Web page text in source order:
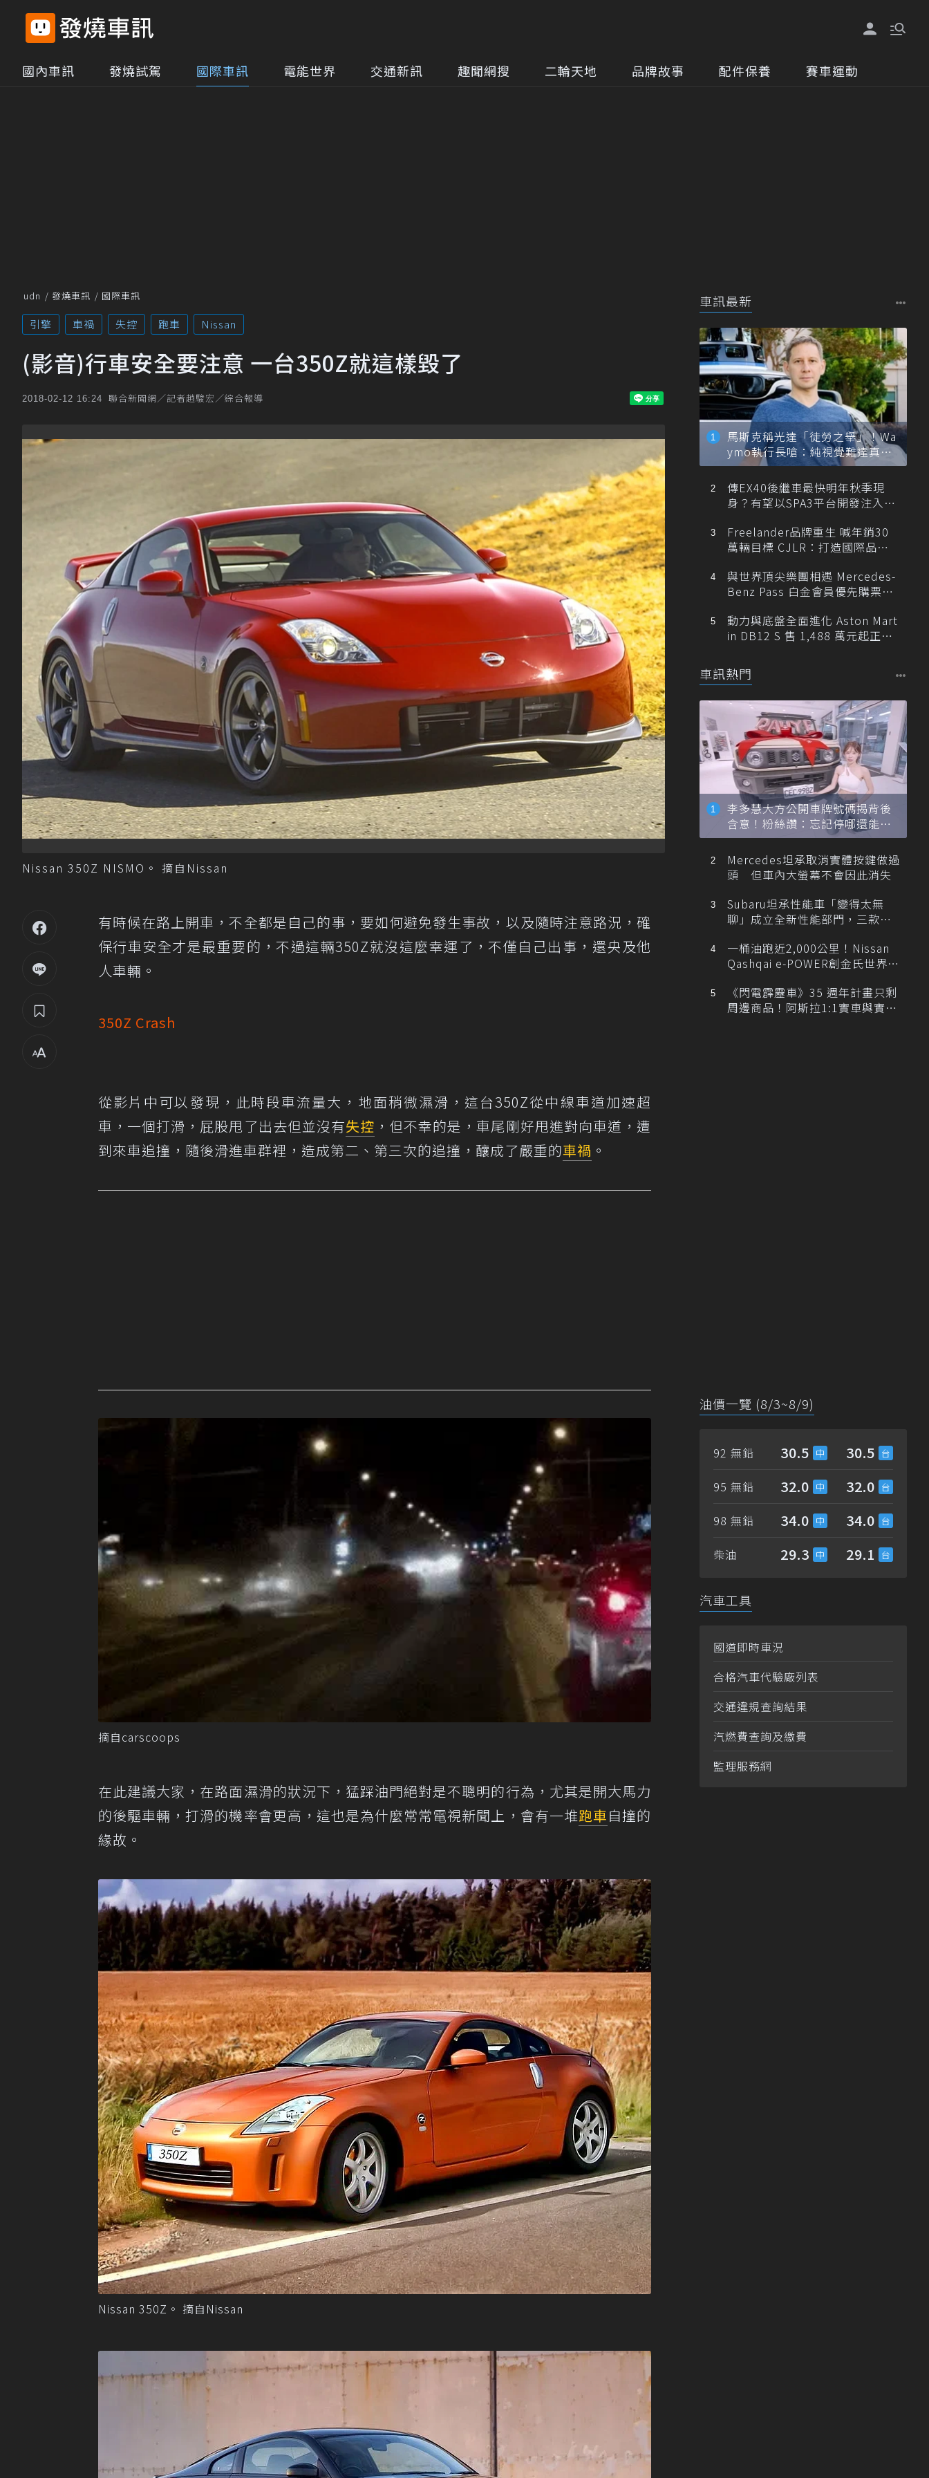
國內車訊 發燒試駕 國際車訊 電能世界 交通新訊 趣聞網搜 二輪天地 品牌故事 配件保養 賽車運動
udn 發燒車訊 國際車訊
引擎 車禍 失控 跑車 Nissan
(影音)行車安全要注意 一台350Z就這樣毀了
2018-02-12 16:24 聯合新聞網／記者趙駿宏／綜合報導
Nissan 350Z NISMO。 摘自Nissan
有時候在路上開車，不全都是自己的事，要如何避免發生事故，以及隨時注意路況，確
保行車安全才是最重要的，不過這輛350Z就沒這麼幸運了，不僅自己出事，還央及他
人車輛。
350Z Crash
從影片中可以發現，此時段車流量大，地面稍微濕滑，這台350Z從中線車道加速超
車，一個打滑，屁股甩了出去但並沒有失控 ，但不幸的是，車尾剛好甩進對向車道，遭
到來車追撞，隨後滑進車群裡，造成第二、第三次的追撞，釀成了嚴重的車禍 。
摘自carscoops
在此建議大家，在路面濕滑的狀況下，猛踩油門絕對是不聰明的行為，尤其是開大馬力
的後驅車輛，打滑的機率會更高，這也是為什麼常常電視新聞上，會有一堆跑車自撞的
緣故。
Nissan 350Z。 摘自Nissan
車訊最新
馬斯克稱光達「徒勞之舉」！Wa
ymo執行長嗆：純視覺難達真正
自動駕駛
傳EX40後繼車最快明年秋季現
身？有望以SPA3平台開發注入80
Freelander品牌重生 喊年銷30
萬輛目標 CJLR：打造國際品牌
與世界頂尖樂團相遇 Mercedes-
Benz Pass 白金會員優先購票維
動力與底盤全面進化 Aston Mart
in DB12 S 售 1,488 萬元起正式
車訊熱門
李多慧大方公開車牌號碼揭背後
含意！粉絲讚：忘記停哪還能幫
忙找車
Mercedes坦承取消實體按鍵做過
頭 但車內大螢幕不會因此消失
Subaru坦承性能車「變得太無
聊」成立全新性能部門，三款手
一桶油跑近2,000公里！Nissan
Qashqai e-POWER創金氏世界紀
《閃電霹靂車》35 週年計畫只剩
周邊商品！阿斯拉1:1實車與實體
油價一覽 (8/3~8/9)
92 無鉛 30.5 30.5
95 無鉛 32.0 32.0
98 無鉛 34.0 34.0
柴油 29.3 29.1
汽車工具
國道即時車況
合格汽車代驗廠列表
交通違規查詢結果
汽燃費查詢及繳費
監理服務網